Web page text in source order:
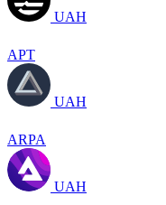
UAH
APT
UAH
ARPA
UAH